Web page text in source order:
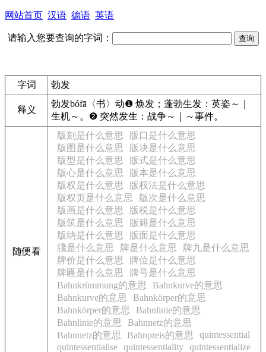
网站首页 汉语 德语 英语
请输入您要查询的字词：
字词 勃发
释义
勃发bófā 〈书〉 动❶ 焕发；蓬勃生发： 英姿～｜
生机～。 ❷ 突然发生： 战争～｜～事件。
随便看
版刻是什么意思
版口是什么意思
版图是什么意思
版块是什么意思
版型是什么意思
版式是什么意思
版心是什么意思
版本是什么意思
版权是什么意思
版权法是什么意思
版权页是什么意思
版次是什么意思
版画是什么意思
版税是什么意思
版筑是什么意思
版籍是什么意思
版纳是什么意思
版面是什么意思
牋是什么意思
牌是什么意思
牌九是什么意思
牌价是什么意思
牌位是什么意思
牌匾是什么意思
牌号是什么意思
Bahnkrümmung的意思
Bahnkurve的意思
Bahnkurve的意思
Bahnkörper的意思
Bahnkörper的意思
Bahnlinie的意思
Bahnlinie的意思
Bahnnetz的意思
Bahnnetz的意思
Bahnpreis的意思
quintessential
quintessentialise quintessentiality quintessentialize